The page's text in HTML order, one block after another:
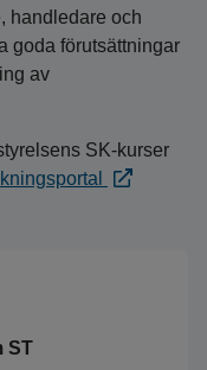
handledare och
goda förutsättningar
av
SK-kurser
ST